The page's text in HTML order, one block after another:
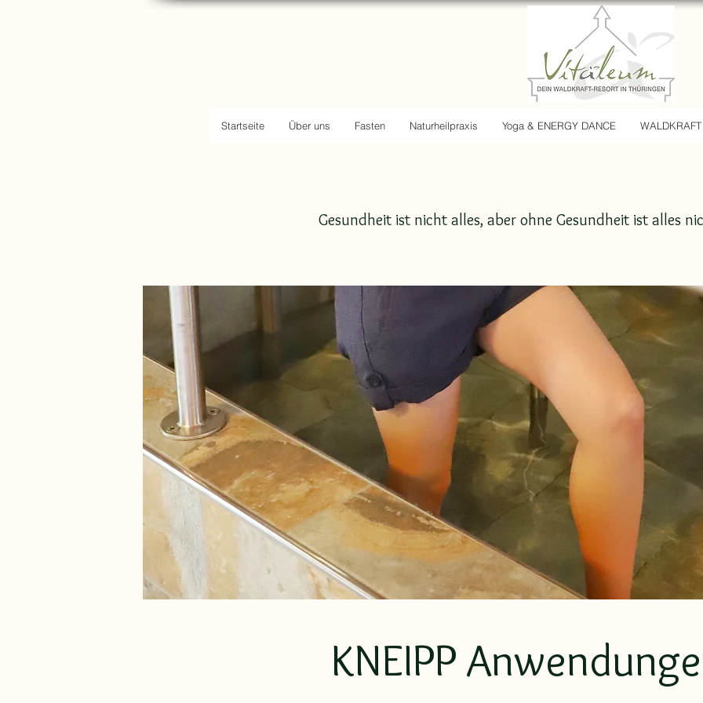
Startseite Über uns Fasten Naturheilpraxis Yoga & ENERGY DANCE WALDKRAFT
Gesundheit ist nicht alles, aber ohne Gesundheit ist alles
KNEIPP